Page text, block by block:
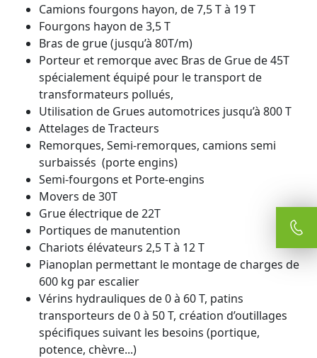
Camions fourgons hayon, de 7,5 T à 19 T
Fourgons hayon de 3,5 T
Bras de grue (jusqu’à 80T/m)
Porteur et remorque avec Bras de Grue de 45T
spécialement équipé pour le transport de
transformateurs pollués,
Utilisation de Grues automotrices jusqu’à 800 T
Attelages de Tracteurs
Remorques, Semi-remorques, camions semi
surbaissés (porte engins)
Semi-fourgons et Porte-engins
Movers de 30T
Grue électrique de 22T
Portiques de manutention
Chariots élévateurs 2,5 T à 12 T
Pianoplan permettant le montage de charges de
600 kg par escalier
Vérins hydrauliques de 0 à 60 T, patins
transporteurs de 0 à 50 T, création d’outillages
spécifiques suivant les besoins (portique,
potence, chèvre...)